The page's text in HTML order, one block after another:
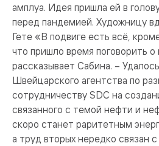
амплуа. Идея пришла ей в
перед пандемией. Художницу
Гете «В подвиге есть всё,
что пришло время поговорить
рассказывает Сабина. –
Швейцарского агентства по
сотрудничеству SDC на
связанного с темой нефти и
скоро станет раритетным
а труд вторых нередко связан